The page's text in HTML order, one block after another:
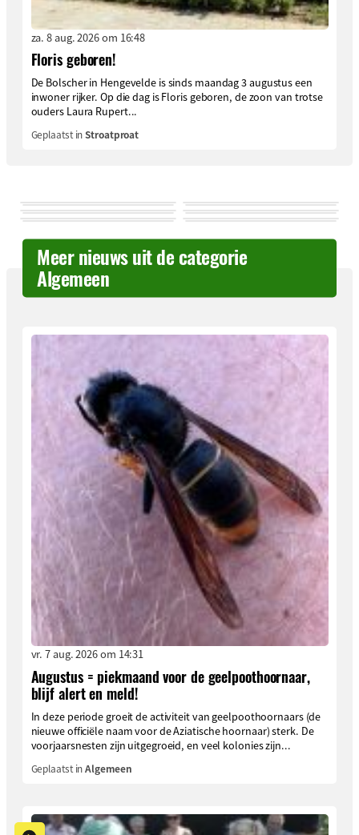
za. 8 aug. 2026 om 16:48
Floris geboren!
De Bolscher in Hengevelde is sinds maandag 3 augustus een
inwoner rijker. Op die dag is Floris geboren, de zoon van trotse
ouders Laura Rupert...
Geplaatst inStroatproat
Meer nieuws uit de categorie
Algemeen
vr. 7 aug. 2026 om 14:31
Augustus = piekmaand voor de geelpoothoornaar,
blijf alert en meld!
In deze periode groeit de activiteit van geelpoothoornaars (de
nieuwe officiële naam voor de Aziatische hoornaar) sterk. De
voorjaarsnesten zijn uitgegroeid, en veel kolonies zijn...
Geplaatst inAlgemeen